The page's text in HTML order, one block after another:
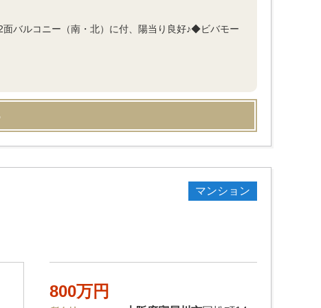
バルコニー（南・北）に付、陽当り良好♪◆ビバモー
マンション
800万円